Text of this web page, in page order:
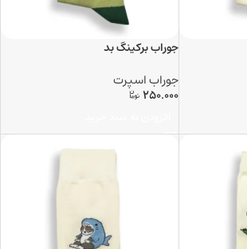
جوراب برکینگ بد
جوراب اسپرت
250.000